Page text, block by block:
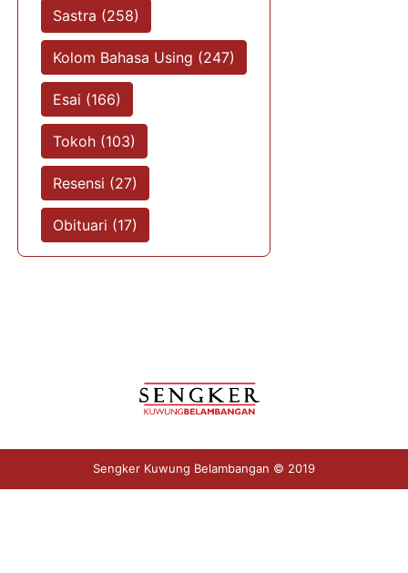
Sastra (258)
Kolom Bahasa Using (247)
Esai (166)
Tokoh (103)
Resensi (27)
Obituari (17)
Sengker Kuwung Belambangan © 2019